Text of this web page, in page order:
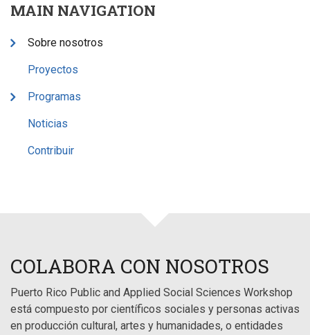
MAIN NAVIGATION
Sobre nosotros
Proyectos
Programas
Noticias
Contribuir
COLABORA CON NOSOTROS
Puerto Rico Public and Applied Social Sciences Workshop
está compuesto por científicos sociales y personas activas
en producción cultural, artes y humanidades, o entidades